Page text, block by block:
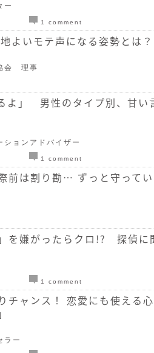
ー
1 comment
よいモテ声になる姿勢とは？
会 理事
よ」 男性のタイプ別、甘い
ョンアドバイザー
1 comment
前は割り勘… ずっと守って
を嫌がったらクロ!? 探偵に
1 comment
チャンス！ 恋愛にも使える
ラー